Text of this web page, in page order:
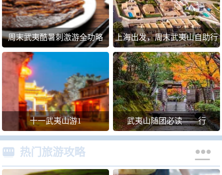
周末武夷酷暑刺激游全功略 上海出发，周末武夷山自助行
十一武夷山游1 武夷山随团必读――行
 热门旅游攻略 